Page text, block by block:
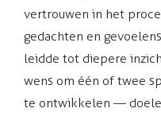
vertrouwen in het
gedachten en
leidde tot diepere
wens om één of twee
te ontwikkelen —